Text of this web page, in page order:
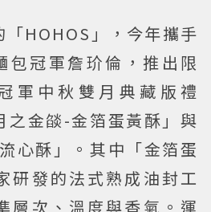
HOHOS」，今年攜手
包冠軍詹玠倫，推出限
軍中秋雙月典藏版禮
之金燄-金箔蛋黃酥」與
心酥」。其中「金箔蛋
研發的法式熟成油封工
層次、溫度與香氣。運